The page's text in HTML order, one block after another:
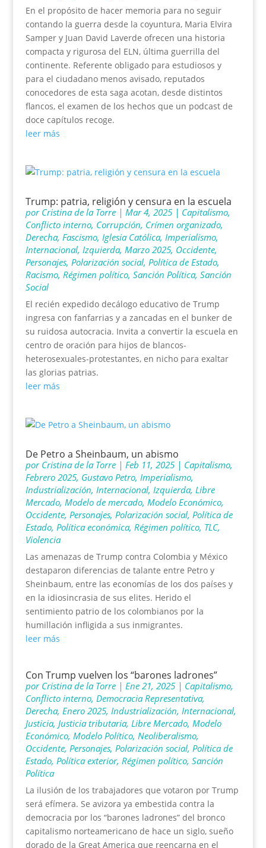
En el propósito de hacer memoria para no seguir
contando la guerra desde la coyuntura, Maria Elvira
Samper y Juan David Laverde ofrecen una historia
compacta y rigurosa del ELN, última guerrilla del
continente. Referente obligado para estudiosos y
para el ciudadano menos avisado, reputados
conocedores de esta saga acotan, desde distintos
flancos, el examen de los hechos que un podcast de
doce capítulos recoge.
leer más
Trump: patria, religión y censura en la escuela
por Cristina de la Torre| Mar 4, 2025| Capitalismo,
Conflicto interno, Corrupción, Crímen organizado,
Derecha, Fascismo, Iglesia Católica, Imperialismo,
Internacional, Izquierda, Marzo 2025, Occidente,
Personajes, Polarización social, Política de Estado,
Racismo, Régimen político, Sanción Política, Sanción
Social
El recién expedido decálogo educativo de Trump
ingresa con fanfarrias y a zancadas en el bunker de
su ruidosa autocracia. Invita a convertir la escuela en
centro de oración para hijos de blancos-
heterosexuales-protestantes, en nicho para exaltar
las glorias patrias.
leer más
De Petro a Sheinbaum, un abismo
por Cristina de la Torre| Feb 11, 2025| Capitalismo,
Febrero 2025, Gustavo Petro, Imperialismo,
Industrialización, Internacional, Izquierda, Libre
Mercado, Modelo de mercado, Modelo Económico,
Occidente, Personajes, Polarización social, Política de
Estado, Política económica, Régimen político, TLC,
Violencia
Las amenazas de Trump contra Colombia y México
destaparon diferencias de talante entre Petro y
Sheinbaum, entre las economías de los dos países y
en la idiosincrasia de sus elites. Herido el
sentimiento patrio de los colombianos por la
humillación infligida a sus inmigrantes.
leer más
Con Trump vuelven los “barones ladrones”
por Cristina de la Torre| Ene 21, 2025| Capitalismo,
Conflicto interno, Democracia Representativa,
Derecha, Enero 2025, Industrialización, Internacional,
Justicia, Justicia tributaria, Libre Mercado, Modelo
Económico, Modelo Político, Neoliberalismo,
Occidente, Personajes, Polarización social, Política de
Estado, Política exterior, Régimen político, Sanción
Política
La ilusión de los trabajadores que votaron por Trump
será efímera. Se avizora ya embestida contra la
democracia por los “barones ladrones” del bronco
capitalismo norteamericano de hace un siglo, sueño
dorado de la Great America que reencarna en el